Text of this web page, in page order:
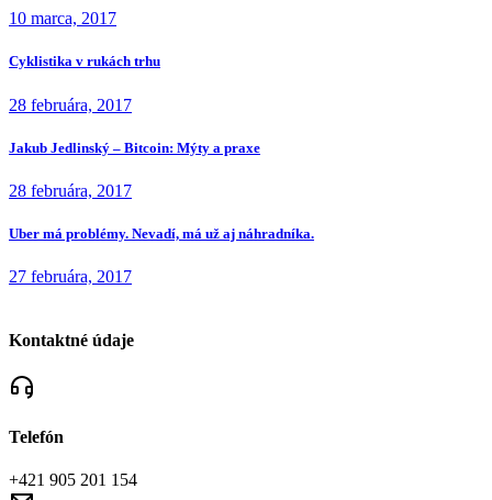
10 marca, 2017
Cyklistika v rukách trhu
28 februára, 2017
Jakub Jedlinský – Bitcoin: Mýty a praxe
28 februára, 2017
Uber má problémy. Nevadí, má už aj náhradníka.
27 februára, 2017
Kontaktné údaje
Telefón
+421 905 201 154